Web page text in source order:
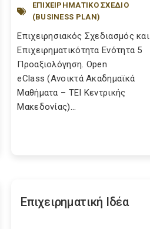
ΕΠΙΧΕΙΡΗΜΑΤΙΚΟ ΣΧΕΔΙΟ
(BUSINESS PLAN)
Επιχειρησιακός Σχεδιασμός και
Επιχειρηματικότητα Ενότητα 5
Προαξιολόγηση. Open
eClass (Ανοικτά Ακαδημαϊκά
Μαθήματα – ΤΕΙ Κεντρικής
Μακεδονίας)...
Επιχειρηματική Ιδέα